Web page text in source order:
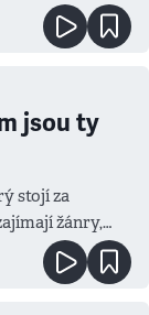
jsou ty
stojí za
žánry,